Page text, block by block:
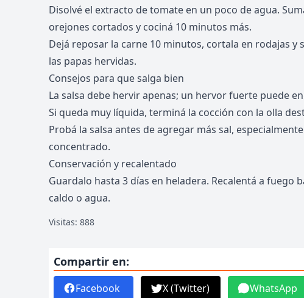
Disolvé el extracto de tomate en un poco de agua.
orejones cortados y cociná 10 minutos más.
Dejá reposar la carne 10 minutos, cortala en rodajas y
las papas hervidas.
Consejos para que salga bien
La salsa debe hervir apenas; un hervor fuerte puede
Si queda muy líquida, terminá la cocción con la olla
Probá la salsa antes de agregar más sal,
concentrado.
Conservación y recalentado
Guardalo hasta 3 días en heladera. Recalentá a fuego
caldo o agua.
Visitas: 888
Compartir en:
Facebook X (Twitter) WhatsApp